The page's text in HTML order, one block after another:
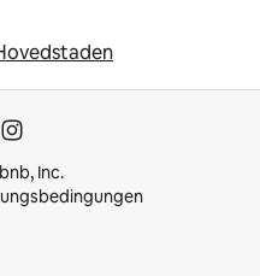
Inc.